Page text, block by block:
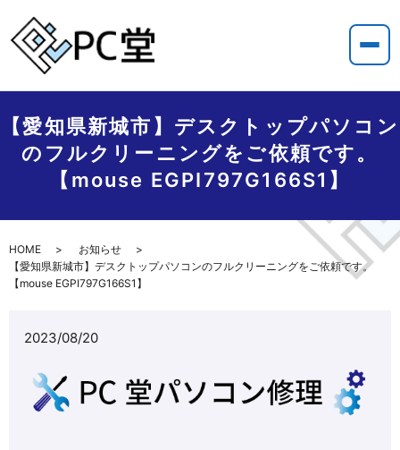
【愛知県新城市】デスクトップパソコン
のフルクリーニングをご依頼です。
【mouse EGPI797G166S1】
HOME
お知らせ
【愛知県新城市】デスクトップパソコンのフルクリーニングをご依頼です。
【mouse EGPI797G166S1】
2023/08/20